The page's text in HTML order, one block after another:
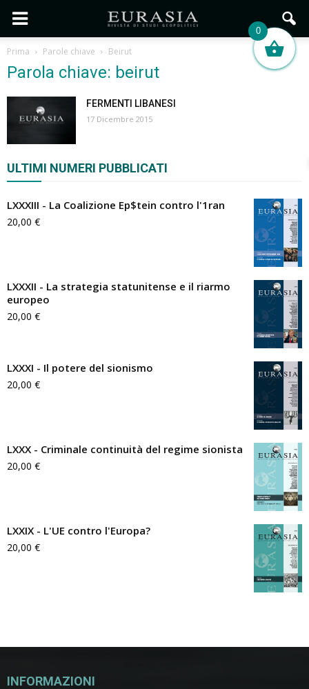
Prima Parole chiave Beirut
Parola chiave: beirut
FERMENTI LIBANESI
17 Dicembre 2015
ULTIMI NUMERI PUBBLICATI
LXXXIII - La Coalizione Ep$tein contro l'1ran
20,00 €
LXXXII - La strategia statunitense e il riarmo
europeo
20,00 €
LXXXI - Il potere del sionismo
20,00 €
LXXX - Criminale continuità del regime sionista
20,00 €
LXXIX - L'UE contro l'Europa?
20,00 €
INFORMAZIONI
0